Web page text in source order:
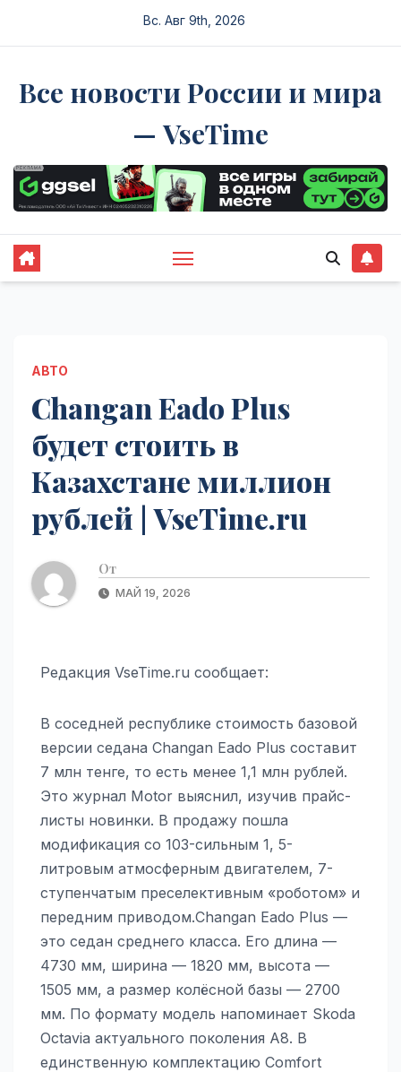
Вс. Авг 9th, 2026
Все новости России и мира
— VseTime
АВТО
Changan Eado Plus
будет стоить в
Казахстане миллион
рублей | VseTime.ru
От
МАЙ 19, 2026
Редакция VseTime.ru сообщает:
В соседней республике стоимость базовой
версии седана Changan Eado Plus составит
7 млн тенге, то есть менее 1,1 млн рублей.
Это журнал Motor выяснил, изучив прайс-
листы новинки. В продажу пошла
модификация со 103-сильным 1, 5-
литровым атмосферным двигателем, 7-
ступенчатым преселективным «роботом» и
передним приводом.Changan Eado Plus —
это седан среднего класса. Его длина —
4730 мм, ширина — 1820 мм, высота —
1505 мм, а размер колёсной базы — 2700
мм. По формату модель напоминает Skoda
Octavia актуального поколения A8. В
единственную комплектацию Comfort